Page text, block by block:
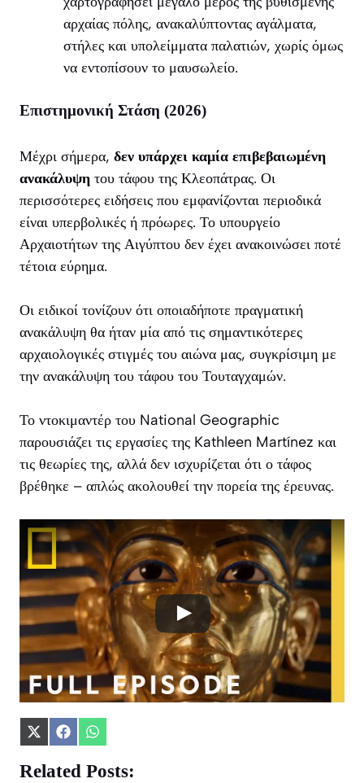
αρχαίας πόλης, ανακαλύπτοντας αγάλματα,
στήλες και υπολείμματα παλατιών, χωρίς όμως
να εντοπίσουν το μαυσωλείο.
Επιστημονική Στάση (2026)
Μέχρι σήμερα, δεν υπάρχει καμία επιβεβαιωμένη
ανακάλυψη του τάφου της Κλεοπάτρας. Οι
περισσότερες ειδήσεις που εμφανίζονται περιοδικά
είναι υπερβολικές ή πρόωρες. Το υπουργείο
Αρχαιοτήτων της Αιγύπτου δεν έχει ανακοινώσει ποτέ
τέτοια εύρημα.
Οι ειδικοί τονίζουν ότι οποιαδήποτε πραγματική
ανακάλυψη θα ήταν μία από τις σημαντικότερες
αρχαιολογικές στιγμές του αιώνα μας, συγκρίσιμη με
την ανακάλυψη του τάφου του Τουταγχαμών.
Το ντοκιμαντέρ του National Geographic
παρουσιάζει τις εργασίες της Kathleen Martínez και
τις θεωρίες της, αλλά δεν ισχυρίζεται ότι ο τάφος
βρέθηκε – απλώς ακολουθεί την πορεία της έρευνας.
Share
X
Share
Facebook
Share
WhatsApp
Related Posts: